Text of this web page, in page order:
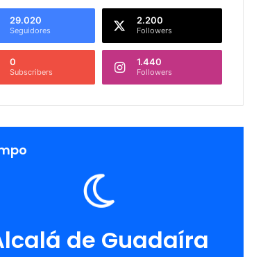
29.020
Seguidores
2.200
Followers
0
Subscribers
1.440
Followers
de Guadaíra